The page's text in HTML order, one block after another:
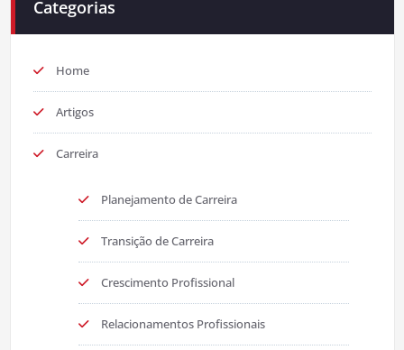
Categorias
Home
Artigos
Carreira
Planejamento de Carreira
Transição de Carreira
Crescimento Profissional
Relacionamentos Profissionais